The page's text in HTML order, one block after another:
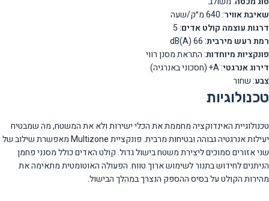
שאיבת אוויר: 640 מ״ק/שעה
דרגות עוצמה קולט אדים: 5
רמת רעש מירבית: 66 dB(A)
פונקציות מיוחדות: התראת מסנן רווי
דירוג אנרגטי: A+ (חסכוני באנרגיה)
צבע: שחור
טכנולוגיות
טכנולוגיית האינדוקציה מחממת את הכלי ישירות ולא את המשטח, מה שמבטיח
יעילות אנרגטיה גבוהה ובטיחות מרבית. פונקציית Multizone מאפשרת שילוב של
שני אזורים סמוכים ליצירת משטח בישול גדול. קולט האדים כולל מסנני פחמן
הניתנים לחידוש בתנור לשימוש ארוך טווח. הפעולה האוטומטית מתאימה את
מהירות הקולט על בסיס ההספק הנצרך במהלך הבישול.